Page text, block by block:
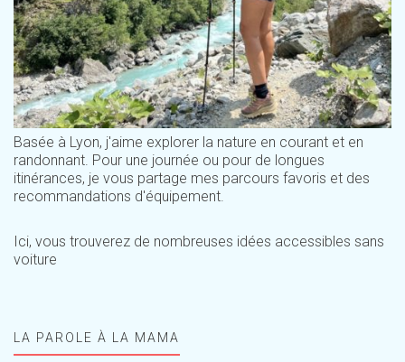
Basée à Lyon, j'aime explorer la nature en courant et en
randonnant. Pour une journée ou pour de longues
itinérances, je vous partage mes parcours favoris et des
recommandations d'équipement.
Ici, vous trouverez de nombreuses idées accessibles sans
voiture
LA PAROLE À LA MAMA